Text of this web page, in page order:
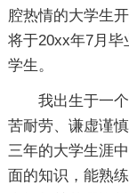
腔热情的大学生
将于20xx年7月毕
学生。
我出生于一
苦耐劳、谦虚谨
三年的大学生涯
面的知识，能熟